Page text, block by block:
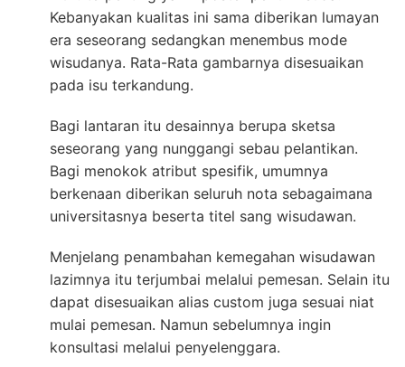
Kebanyakan kualitas ini sama diberikan lumayan
era seseorang sedangkan menembus mode
wisudanya. Rata-Rata gambarnya disesuaikan
pada isu terkandung.
Bagi lantaran itu desainnya berupa sketsa
seseorang yang nunggangi sebau pelantikan.
Bagi menokok atribut spesifik, umumnya
berkenaan diberikan seluruh nota sebagaimana
universitasnya beserta titel sang wisudawan.
Menjelang penambahan kemegahan wisudawan
lazimnya itu terjumbai melalui pemesan. Selain itu
dapat disesuaikan alias custom juga sesuai niat
mulai pemesan. Namun sebelumnya ingin
konsultasi melalui penyelenggara.